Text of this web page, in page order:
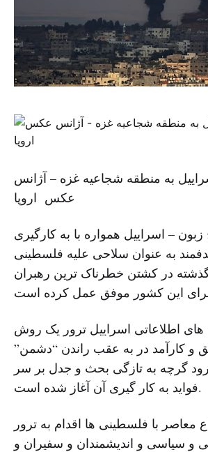
به منطقه شجاعیه غزه – آژانس
عکس اروپا
زبون – اسراییل همواره با به کارگیری
به عنوان سلاحی علیه فلسطینی
در کشتن خطرناک ترین رهبران
اطلاعاتی اسراییل ترور یک روش
و کارآمد در به عقب راندن “دشمن”
گرچه به تازگی بحث و جدل بر سر
فواید به کار گیری آن آغاز شده است.
معاصر با فلسطینی ها اقدام به ترور
و سیاسی و اندیشمندان و سفیران و